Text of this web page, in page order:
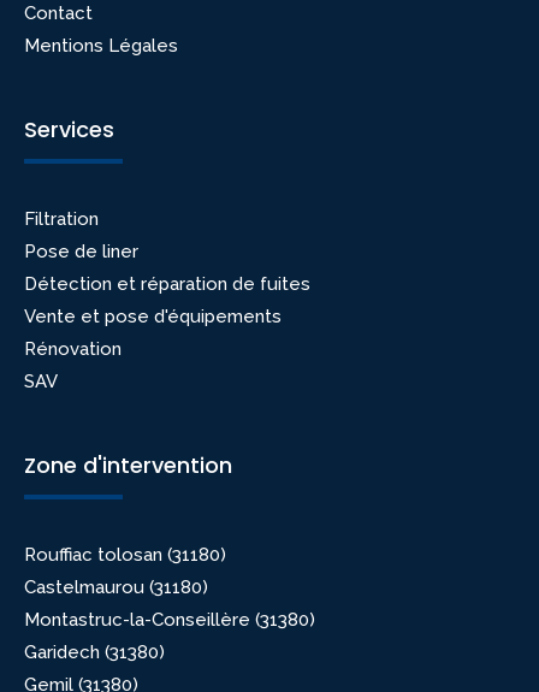
Contact
Mentions Légales
Services
Filtration
Pose de liner
Détection et réparation de fuites
Vente et pose d'équipements
Rénovation
SAV
Zone d'intervention
Rouffiac tolosan (31180)
Castelmaurou (31180)
Montastruc-la-Conseillère (31380)
Garidech (31380)
Gemil (31380)